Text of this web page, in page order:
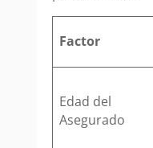
Factor
Edad del
Asegurado